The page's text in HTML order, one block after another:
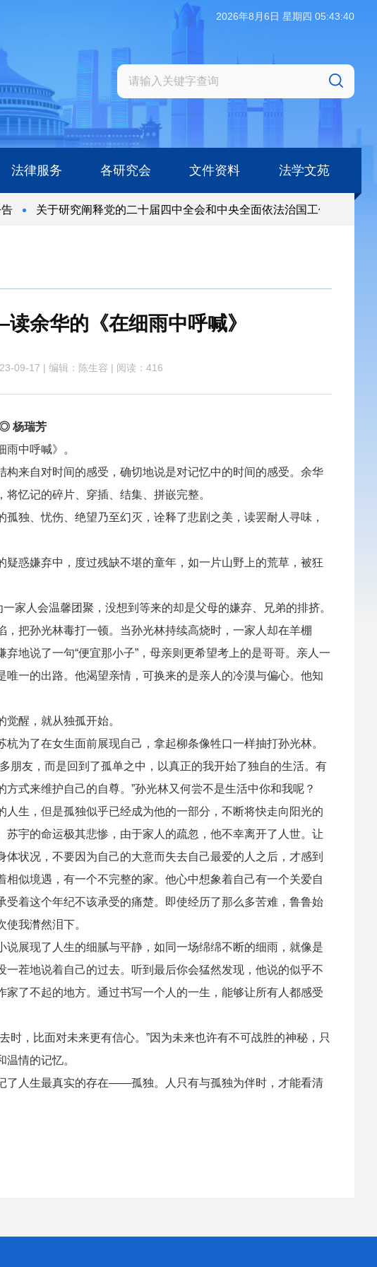
2026年8月6日 星期四 05:43:41
法律服务 各研究会 文件资料 法学文苑
关于研究阐释党的二十届四中全会和中央全面依法治国工作会议精神
余华的《在细雨中呼喊》
09-17 | 编辑：陈生容 | 阅读：416
杨瑞芳
中呼喊》。
来自对时间的感受，确切地说是对记忆中的时间的感受。余华
忆记的碎片、穿插、结集、拼嵌完整。
独、忧伤、绝望乃至幻灭，诠释了悲剧之美，读罢耐人寻味，
惑嫌弃中，度过残缺不堪的童年，如一片山野上的荒草，被狂
家人会温馨团聚，没想到等来的却是父母的嫌弃、兄弟的排挤。
把孙光林毒打一顿。当孙光林持续高烧时，一家人却在羊棚
地说了一句“便宜那小子”，母亲则更希望考上的是哥哥。亲人一
一的出路。他渴望亲情，可换来的是亲人的冷漠与偏心。他知
醒，就从独孤开始。
为了在女生面前展现自己，拿起柳条像牲口一样抽打孙光林。
朋友，而是回到了孤单之中，以真正的我开始了独自的生活。有
式来维护自己的自尊。”孙光林又何尝不是生活中你和我呢？
生，但是孤独似乎已经成为他的一部分，不断将快走向阳光的
宇的命运极其悲惨，由于家人的疏忽，他不幸离开了人世。让
状况，不要因为自己的大意而失去自己最爱的人之后，才感到
似境遇，有一个不完整的家。他心中想象着自己有一个关爱自
着这个年纪不该承受的痛楚。即使经历了那么多苦难，鲁鲁始
我潸然泪下。
展现了人生的细腻与平静，如同一场绵绵不断的细雨，就像是
茬地说着自己的过去。听到最后你会猛然发现，他说的似乎不
了不起的地方。通过书写一个人的一生，能够让所有人都感受
时，比面对未来更有信心。”因为未来也许有不可战胜的神秘，只
情的记忆。
了人生最真实的存在——孤独。人只有与孤独为伴时，才能看清